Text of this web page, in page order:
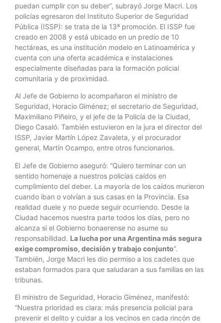
puedan cumplir con su deber”, subrayó Jorge Macri. Los
policías egresaron del Instituto Superior de Seguridad
Pública (ISSP): se trata de la 13ª promoción. El ISSP fue
creado en 2008 y está ubicado en un predio de 10
hectáreas, es una institución modelo en Latinoamérica y
cuenta con una oferta académica e instalaciones
especialmente diseñadas para la formación policial
comunitaria y de proximidad.
Al Jefe de Gobierno lo acompañaron el ministro de
Seguridad, Horacio Giménez; el secretario de Seguridad,
Maximiliano Piñeiro, y el jefe de la Policía de la Ciudad,
Diego Casaló. También estuvieron en la jura el director del
ISSP, Javier Martín López Zavaleta, y el procurador
general, Martín Ocampo, entre otros funcionarios.
El Jefe de Gobierno aseguró: “Quiero terminar con un
sentido homenaje a nuestros policías caídos en
cumplimiento del deber. La mayoría de los caídos murieron
cuando iban o volvían a sus casas en la Provincia. Esa
realidad duele y no puede seguir ocurriendo. Desde la
Ciudad hacemos nuestra parte todos los días, pero no
alcanza si el Gobierno bonaerense no asume su
responsabilidad. La lucha por una Argentina más segura
exige compromiso, decisión y trabajo conjunto”.
También, Jorge Macri les dio permiso a los cadetes que
estaban formados para que saludaran a sus familias en las
tribunas.
El ministro de Seguridad, Horacio Giménez, manifestó:
“Nuestra prioridad es clara: más presencia policial para
prevenir el delito y cuidar a los vecinos en cada rincón de